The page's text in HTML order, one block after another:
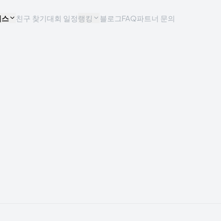
친구 찾기대회 일정랭킹 블로그FAQ파트너 문의